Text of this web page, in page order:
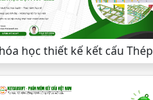
học thiết kế kết cấu Thép